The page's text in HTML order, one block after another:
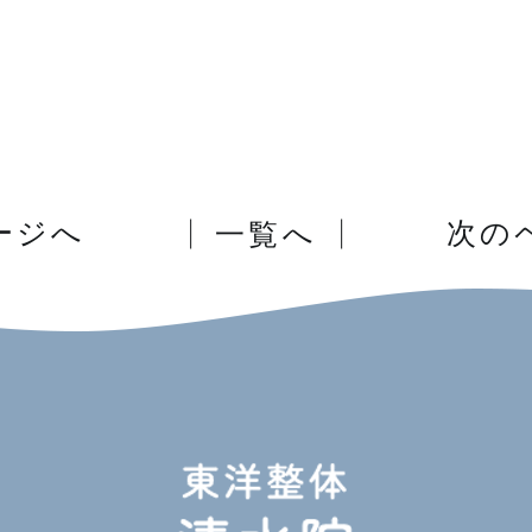
ジへ 一覧へ 次の